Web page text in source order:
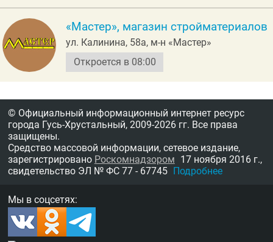
«Мастер», магазин стройматериалов
ул. Калинина, 58а, м-н «Мастер»
Откроется в 08:00
© Официальный информационный интернет ресурс
города Гусь-Хрустальный, 2009-2026 гг. Все права
защищены.
Средство массовой информации, сетевое издание,
зарегистрировано Роскомнадзором 17 ноября 2016 г.,
свидетельство ЭЛ № ФС 77 - 67745 Подробнее
Мы в соцсетях: